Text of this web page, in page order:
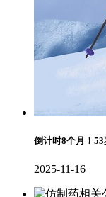
倒计时8个月！
2025-11-16